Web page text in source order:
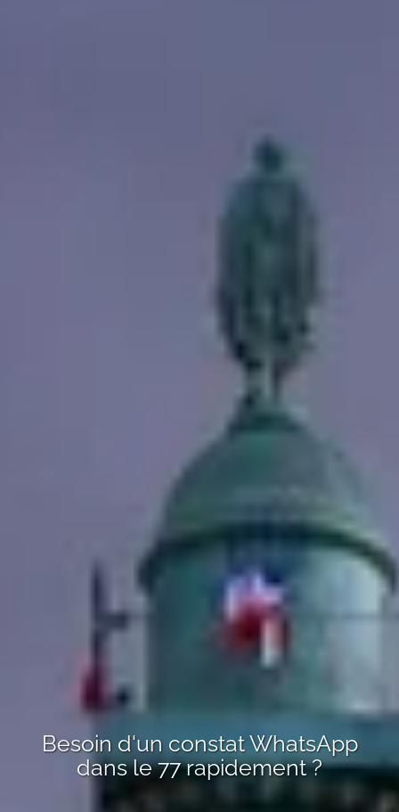
Besoin d'un constat WhatsApp
dans le 77rapidement ?